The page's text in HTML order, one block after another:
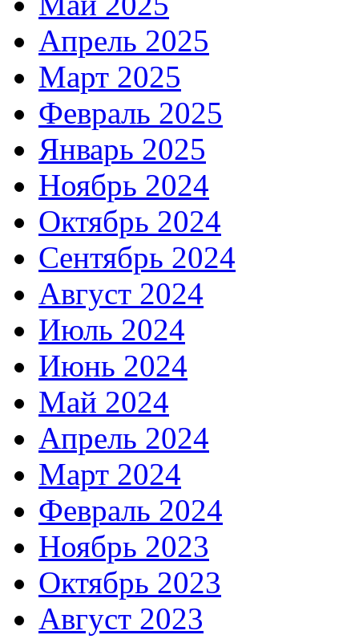
Апрель 2025
Март 2025
Февраль 2025
Январь 2025
Ноябрь 2024
Октябрь 2024
Сентябрь 2024
Август 2024
Июль 2024
Июнь 2024
Май 2024
Апрель 2024
Март 2024
Февраль 2024
Ноябрь 2023
Октябрь 2023
Август 2023